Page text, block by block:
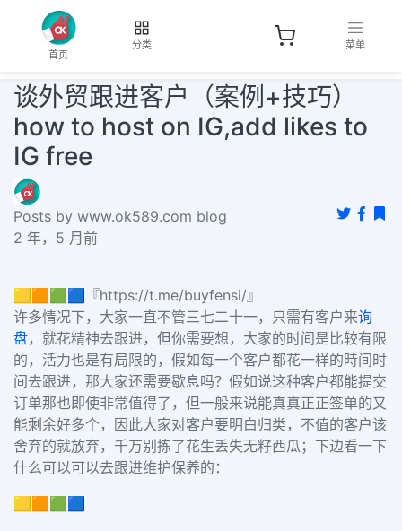
首页
分类 菜单
谈外贸跟进客户（案例+技巧）
how to host on IG,add likes to
IG free
Posts by www.ok589.com blog
2 年，5 月前
🟨🟧🟩🟦『https://t.me/buyfensi/』
许多情况下，大家一直不管三七二十一，只需有客户来询
盘，就花精神去跟进，但你需要想，大家的时间是比较有限
的，活力也是有局限的，假如每一个客户都花一样的時间时
间去跟进，那大家还需要歇息吗？假如说这种客户都能提交
订单那也即使非常值得了，但一般来说能真真正正签单的又
能剩余好多个，因此大家对客户要明白归类，不值的客户该
舍弃的就放弃，千万别拣了花生丢失无籽西瓜；下边看一下
什么可以可以去跟进维护保养的：
🟨🟧🟩🟦